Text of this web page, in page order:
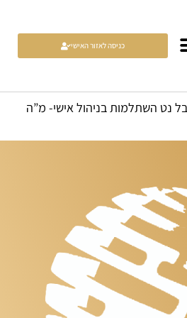
כניסה לאזור האישי
נט השתלמות בניהול אישי- מ”ה